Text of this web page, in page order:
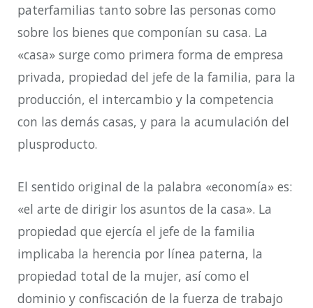
paterfamilias tanto sobre las personas como
sobre los bienes que componían su casa. La
«casa» surge como primera forma de empresa
privada, propiedad del jefe de la familia, para la
producción, el intercambio y la competencia
con las demás casas, y para la acumulación del
plusproducto.
El sentido original de la palabra «economía» es:
«el arte de dirigir los asuntos de la casa». La
propiedad que ejercía el jefe de la familia
implicaba la herencia por línea paterna, la
propiedad total de la mujer, así como el
dominio y confiscación de la fuerza de trabajo